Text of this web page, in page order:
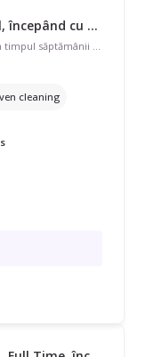
Menajeră, Tunari, Ilfov, Ocazional, începând cu 20 lei/oră
cleaning